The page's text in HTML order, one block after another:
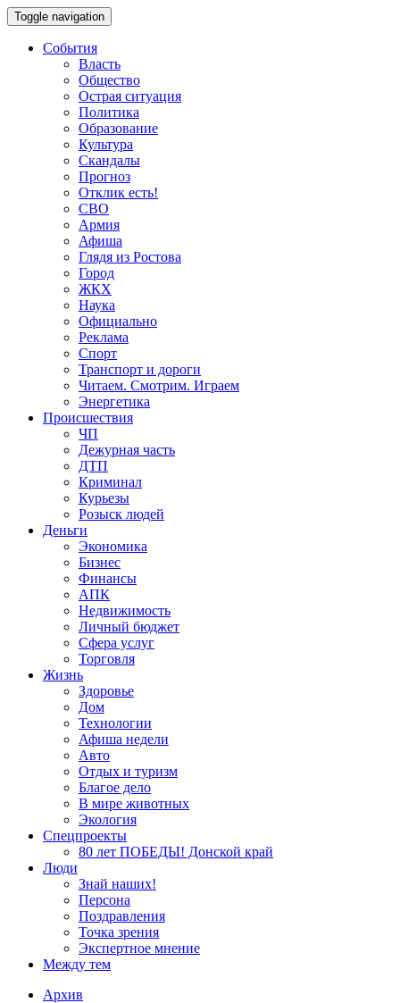
Toggle navigation
События
Власть
Общество
Острая ситуация
Политика
Образование
Культура
Скандалы
Прогноз
Отклик есть!
СВО
Армия
Афиша
Глядя из Ростова
Город
ЖКХ
Наука
Официально
Реклама
Спорт
Транспорт и дороги
Читаем. Смотрим. Играем
Энергетика
Происшествия
ЧП
Дежурная часть
ДТП
Криминал
Курьезы
Розыск людей
Деньги
Экономика
Бизнес
Финансы
АПК
Недвижимость
Личный бюджет
Сфера услуг
Торговля
Жизнь
Здоровье
Дом
Технологии
Афиша недели
Авто
Отдых и туризм
Благое дело
В мире животных
Экология
Спецпроекты
80 лет ПОБЕДЫ! Донской край
Люди
Знай наших!
Персона
Поздравления
Точка зрения
Экспертное мнение
Между тем
Архив